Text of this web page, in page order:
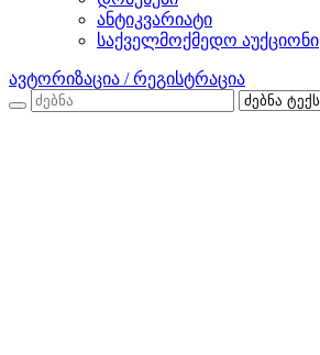
ანტიკვარიატი
საქველმოქმედო აუქციონი
ავტორიზაცია / რეგისტრაცია